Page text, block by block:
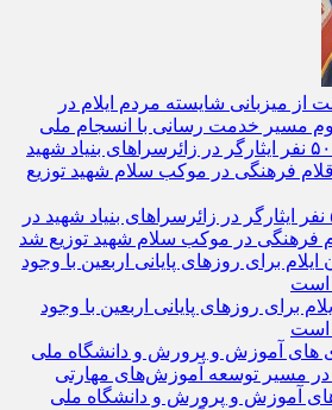
از میزبانی شایسته مردم ایلام در
مسیر خدمت‌ رسانی با انسجام ملی
اسکان ۳ هزار و ۵۰ نفر ایثارگر در زائرسراهای بنیاد شهید در
برای روزهای پایانی اربعین با وجود
است
آموزش و پرورش و دانشگاه ملی